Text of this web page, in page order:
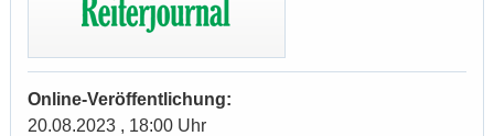
Online-Veröffentlichung:
20.08.2023 , 18:00 Uhr